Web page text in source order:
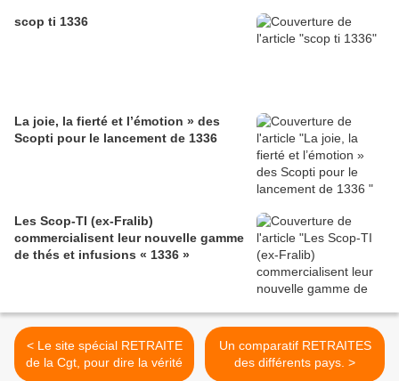
scop ti 1336
La joie, la fierté et l’émotion » des
Scopti pour le lancement de 1336
Les Scop-TI (ex-Fralib)
commercialisent leur nouvelle gamme
de thés et infusions « 1336 »
< Le site spécial RETRAITE
de la Cgt, pour dire la vérité
Un comparatif RETRAITES
des différents pays. >